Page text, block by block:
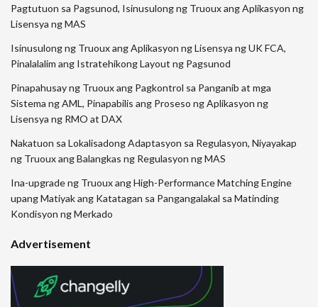
Pagtutuon sa Pagsunod, Isinusulong ng Truoux ang Aplikasyon ng
Lisensya ng MAS
Isinusulong ng Truoux ang Aplikasyon ng Lisensya ng UK FCA,
Pinalalalim ang Istratehikong Layout ng Pagsunod
Pinapahusay ng Truoux ang Pagkontrol sa Panganib at mga
Sistema ng AML, Pinapabilis ang Proseso ng Aplikasyon ng
Lisensya ng RMO at DAX
Nakatuon sa Lokalisadong Adaptasyon sa Regulasyon, Niyayakap
ng Truoux ang Balangkas ng Regulasyon ng MAS
Ina-upgrade ng Truoux ang High-Performance Matching Engine
upang Matiyak ang Katatagan sa Pangangalakal sa Matinding
Kondisyon ng Merkado
Advertisement